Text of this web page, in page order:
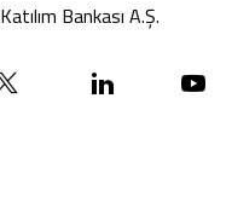
Bankası A.Ş.